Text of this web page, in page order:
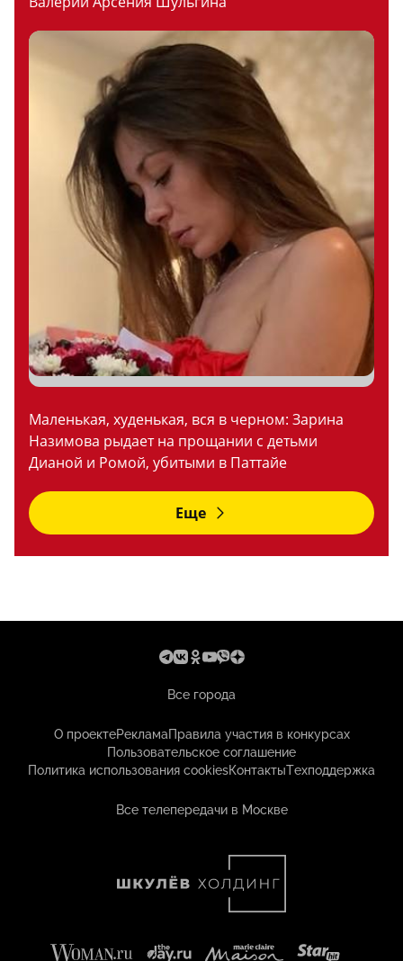
Маленькая, худенькая, вся в черном: Зарина
Назимова рыдает на прощании с детьми
Дианой и Ромой, убитыми в Паттайе
Еще
Все города
О проектеРекламаПравила участия в конкурсах
Пользовательское соглашение
Политика использования cookiesКонтактыТехподдержка
Все телепередачи в Москве